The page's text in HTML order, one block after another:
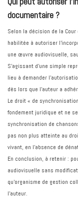
documentaire ?
Selon la décision de la Cour
habilitée à autoriser
une œuvre audiovisuelle,
S’agissant d’une simple
lieu à demander
dès lors que l’auteur a
Le droit « de
fondement juridique et ne
synchronisation de
pas non plus atteinte au
vivant, en l’absence de
En conclusion, à retenir :
audiovisuelle sans
qu’organisme de gestion
l’auteur.